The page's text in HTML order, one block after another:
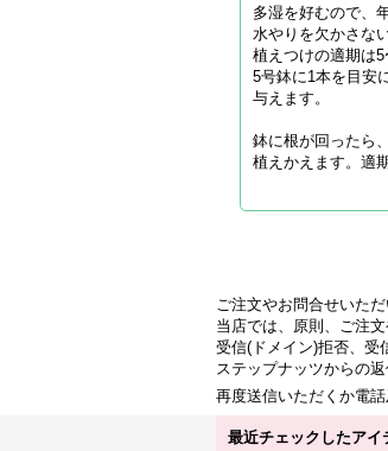
多湿を好むので、
水やりを欠かさな
植えつけの適期は5
5号鉢に1本を目安
与えます。
鉢に根が回ったら
植えかえます。適
ご注文やお問合せいた
当店では、原則、ご注
受信(ドメイン)拒否、受
ステップナッツからの
再度送信いただくか電
最近チェックしたアイ